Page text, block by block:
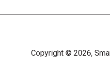
Copyright © 2026,